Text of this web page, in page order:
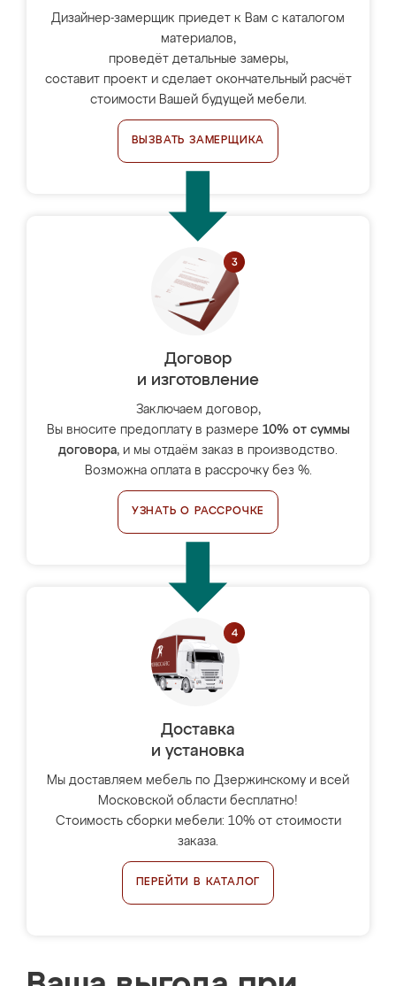
Дизайнер-замерщик приедет к Вам с каталогом
материалов,
проведёт детальные замеры,
составит проект и сделает окончательный расчёт
стоимости Вашей будущей мебели.
ВЫЗВАТЬ ЗАМЕРЩИКА
Договор
и изготовление
Заключаем договор,
Вы вносите предоплату в размере 10% от суммы
договора, и мы отдаём заказ в производство.
Возможна оплата в рассрочку без %.
УЗНАТЬ О РАССРОЧКЕ
Доставка
и установка
Мы доставляем мебель по Дзержинскому и всей
Московской области бесплатно!
Стоимость сборки мебели: 10% от стоимости
заказа.
ПЕРЕЙТИ В КАТАЛОГ